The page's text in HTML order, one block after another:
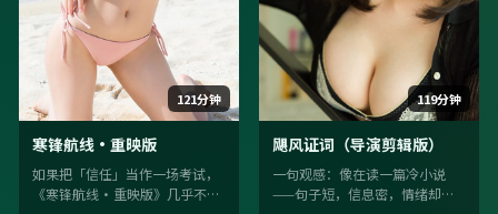
121分钟
寒锋航线·重映版
如果把「信任」当作一场考试，
《寒锋航线·重映版》几乎不给
119分钟
飓风证词（导演剪辑版）
一句观感：像在读一篇冷小说
——句子短，信息密，情绪却迟